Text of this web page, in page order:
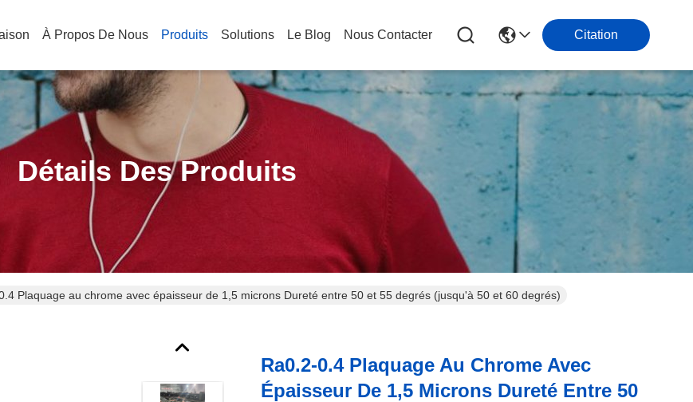
À Propos De Nous Produits Solutions Le Blog Nous Contacter Citation
Détails Des Produits
Plaquage au chrome avec épaisseur de 1,5 microns Dureté entre 50 et 55 degrés (jusqu'à 50 et 60 degrés)
Ra0.2-0.4 Plaquage Au Chrome Avec
Épaisseur De 1,5 Microns Dureté Entre 50